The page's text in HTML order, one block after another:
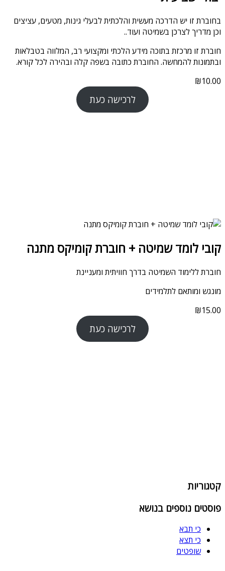
בחוברת זו יש הדרכה מעשית והלכתית לבעלי גינות, מטעים, עציצים
וכן מדריך לצרכן בשמיטה ועוד..
חוברת זו מרכזת בתוכה מידע הלכתי ומקצועי רב, המלווה בטבלאות
ובתמונות להמחשה. החוברת כתובה בשפה קלה ובהירה לכל קורא.
₪10.00
לרכישה כעת
קובי לומד שמיטה + חוברת קומיקס מתנה
חוברת ללימוד השמיטה בדרך חוויתית ומעניינת
מונגש ומותאם לתלמידים
₪15.00
לרכישה כעת
קטגוריות
פוסטים נוספים בנושא
כי תבא
כי תצא
שופטים